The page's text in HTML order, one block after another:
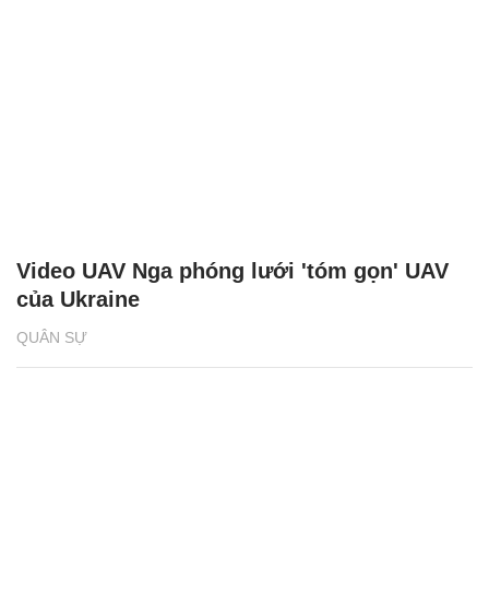
QUÂN SỰ
Video UAV Nga phóng lưới 'tóm gọn' UAV
của Ukraine